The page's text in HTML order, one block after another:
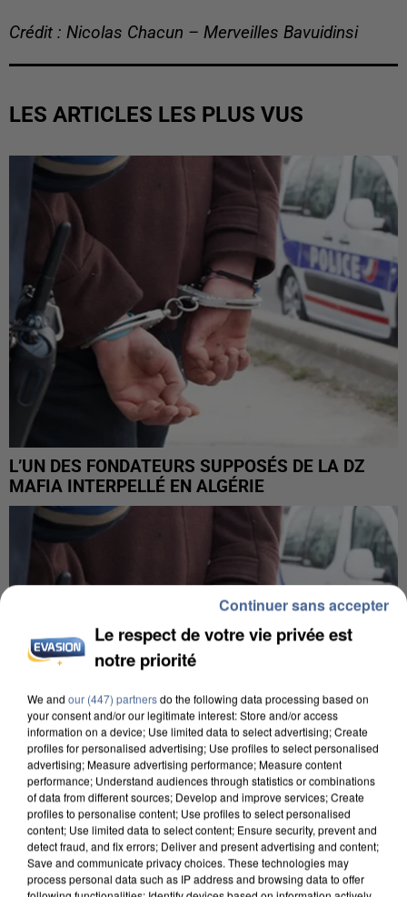
Crédit : Nicolas Chacun – Merveilles Bavuidinsi
LES ARTICLES LES PLUS VUS
L’UN DES FONDATEURS SUPPOSÉS DE LA DZ
MAFIA INTERPELLÉ EN ALGÉRIE
UN SECOND CADRE DE LA DZ MAFIA
INTERPELLÉ EN ALGÉRIE
Le respect de votre vie privée est
notre priorité
We and our (447) partnersdo the following data processing based on
your consent and/or our legitimate interest: Store and/or access
information on a device; Use limited data to select advertising; Create
profiles for personalised advertising; Use profiles to select personalised
advertising; Measure advertising performance; Measure content
performance; Understand audiences through statistics or combinations
of data from different sources; Develop and improve services; Create
profiles to personalise content; Use profiles to select personalised
content; Use limited data to select content; Ensure security, prevent and
detect fraud, and fix errors; Deliver and present advertising and content;
Save and communicate privacy choices. These technologies may
process personal data such as IP address and browsing data to offer
Continuer sans accepter